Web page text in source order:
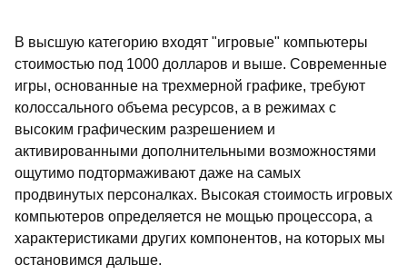
В высшую категорию входят "игровые" компьютеры
стоимостью под 1000 долларов и выше. Современные
игры, основанные на трехмерной графике, требуют
колоссального объема ресурсов, а в режимах с
высоким графическим разрешением и
активированными дополнительными возможностями
ощутимо подтормаживают даже на самых
продвинутых персоналках. Высокая стоимость игровых
компьютеров определяется не мощью процессора, а
характеристиками других компонентов, на которых мы
остановимся дальше.